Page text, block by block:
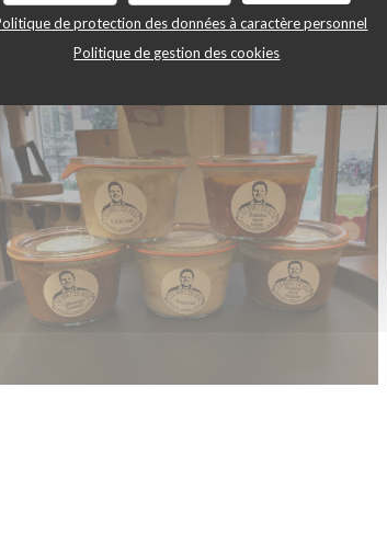
de protection des données à caractère personnel
Politique de gestion des cookies